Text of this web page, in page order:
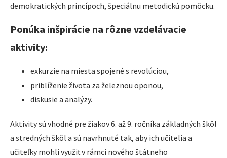
demokratických princípoch, špeciálnu metodickú pomôcku.
Ponúka inšpirácie na rôzne vzdelávacie
aktivity:
exkurzie na miesta spojené s revolúciou,
priblíženie života za železnou oponou,
diskusie a analýzy.
Aktivity sú vhodné pre žiakov 6. až 9. ročníka základných škôl
a stredných škôl a sú navrhnuté tak, aby ich učitelia a
učiteľky mohli využiť v rámci nového štátneho